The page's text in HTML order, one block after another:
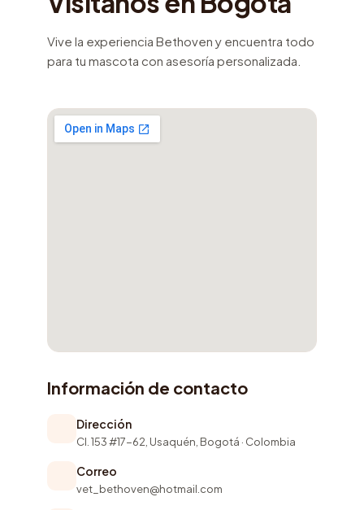
Vive la experiencia Bethoven y encuentra todo
para tu mascota con asesoría personalizada.
Información de contacto
Dirección
Cl. 153 #17-62, Usaquén, Bogotá · Colombia
Correo
vet_bethoven@hotmail.com